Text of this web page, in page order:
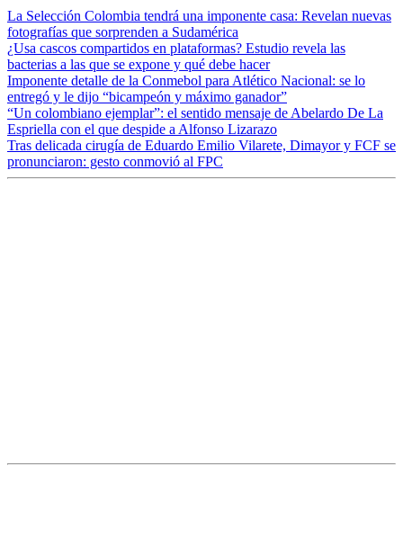
La Selección Colombia tendrá una imponente casa: Revelan nuevas
fotografías que sorprenden a Sudamérica
¿Usa cascos compartidos en plataformas? Estudio revela las
bacterias a las que se expone y qué debe hacer
Imponente detalle de la Conmebol para Atlético Nacional: se lo
entregó y le dijo “bicampeón y máximo ganador”
“Un colombiano ejemplar”: el sentido mensaje de Abelardo De La
Espriella con el que despide a Alfonso Lizarazo
Tras delicada cirugía de Eduardo Emilio Vilarete, Dimayor y FCF se
pronunciaron: gesto conmovió al FPC